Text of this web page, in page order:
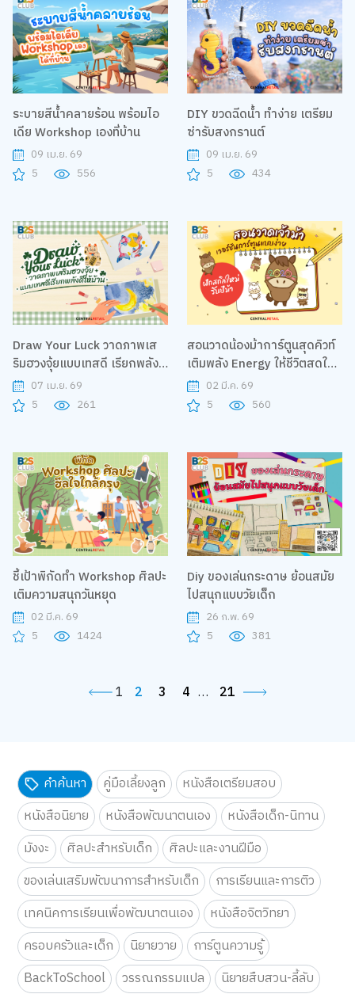
ระบายสีน้ำคลายร้อน พร้อมไอ
เดีย Workshop เองที่บ้าน
09 เม.ย. 69
5
556
DIY ขวดฉีดน้ำ ทำง่าย เตรียม
ซ่ารับสงกรานต์
09 เม.ย. 69
5
434
Draw Your Luck วาดภาพเส
ริมฮวงจุ้ยแบบเทสดี เรียกพลังดี
ให้บ้าน07 เม.ย. 69
5
261
สอนวาดน้องม้าการ์ตูนสุดคิวท์
เติมพลัง Energy ให้ชีวิตสดใส
ได้ทุกวัน02 มี.ค. 69
5
560
ชี้เป้าพิกัดทำ Workshop ศิลปะ
เติมความสนุกวันหยุด
02 มี.ค. 69
5
1424
Diy ของเล่นกระดาษ ย้อนสมัย
ไปสนุกแบบวัยเด็ก
26 ก.พ. 69
5
381
1 2 3 4 … 21
คำค้นหา คู่มือเลี้ยงลูก
หนังสือเตรียมสอบ
หนังสือนิยาย
หนังสือพัฒนาตนเอง
หนังสือเด็ก-นิทาน
มังงะ
ศิลปะสำหรับเด็ก
ศิลปะและงานฝีมือ
ของเล่นเสริมพัฒนาการสำหรับเด็ก
การเรียนและการติว
เทคนิคการเรียนเพื่อพัฒนาตนเอง
หนังสือจิตวิทยา
ครอบครัวและเด็ก
นิยายวาย
การ์ตูนความรู้
BackToSchool
วรรณกรรมแปล
นิยายสืบสวน-ลี้ลับ